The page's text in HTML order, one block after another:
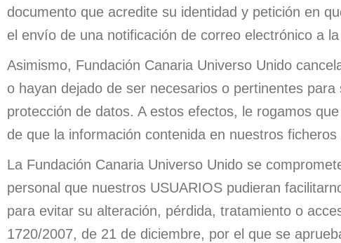
documento que acredite su identidad y petición en
el envío de una notificación de correo electrónico a
Asimismo, Fundación Canaria Universo Unido
o hayan dejado de ser necesarios o pertinentes
protección de datos. A estos efectos, le rogamos
de que la información contenida en nuestros
La Fundación Canaria Universo Unido se
personal que nuestros USUARIOS pudieran
para evitar su alteración, pérdida, tratamiento o
1720/2007, de 21 de diciembre, por el que se